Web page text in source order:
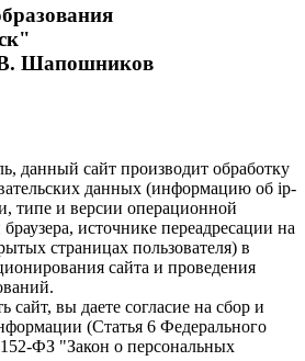
Шапошников
данный сайт производит обработку
данных (информацию об ip-
типе и версии операционной
источнике переадресации на
страницах пользователя) в
сайта и проведения
сайт, вы даете согласие на сбор и
(Статья 6 Федерального
ФЗ "Закон о персональных